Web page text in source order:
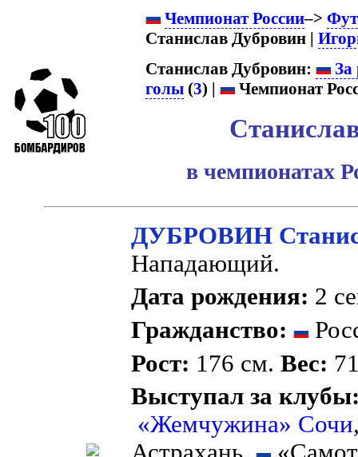
Чемпионат России–>
Станислав Дубровин |
Станислав Дубровин:
За
голы (3) | Чемпионат
в чемпионатах
ДУБРОВИН
Нападающий.
Дата рождения: 2
Гражданство:
Рост: 176 см.Вес:
Выступал за
«Жемчужина» Сочи